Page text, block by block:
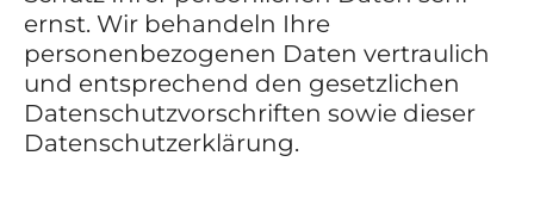
ernst. Wir behandeln Ihre
personenbezogenen Daten vertraulich
und entsprechend den gesetzlichen
Datenschutzvorschriften sowie dieser
Datenschutzerklärung.